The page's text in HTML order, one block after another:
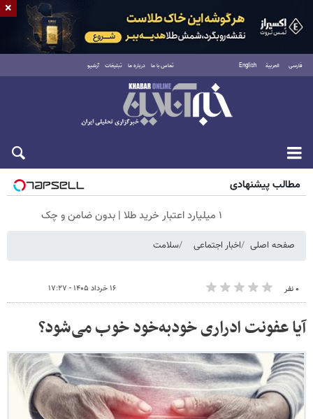
فارسی العربية English تماس با ما درباره ما تبلیغات آرشیو
شنبه ۱۷ مرداد ۱۴۰۵
مطالب پیشنهادی
۱ میلیارد اعتبار خرید طلا | بدون ضامن و چک
صفحه اصلی اخبار اجتماعی سلامت
۰ نفر ۱۶ خرداد ۱۴۰۵ - ۱۷:۲۷
آیا عفونت ادراری خودبه‌خود خوب می‌شود؟
×